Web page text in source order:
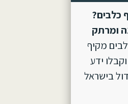
כלבים?
ומרתק
מקיף
וקבלו ידע
בישראל